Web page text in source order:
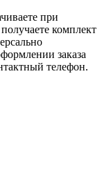
при
комплект
заказа
телефон.